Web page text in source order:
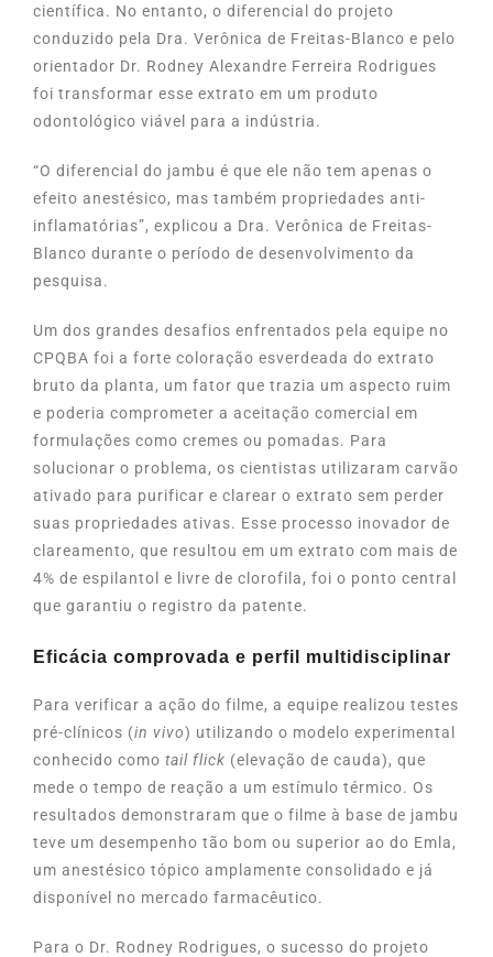
científica. No entanto, o diferencial do projeto
conduzido pela Dra. Verônica de Freitas-Blanco e pelo
orientador Dr. Rodney Alexandre Ferreira Rodrigues
foi transformar esse extrato em um produto
odontológico viável para a indústria.
“O diferencial do jambu é que ele não tem apenas o
efeito anestésico, mas também propriedades anti-
inflamatórias”, explicou a Dra. Verônica de Freitas-
Blanco durante o período de desenvolvimento da
pesquisa.
Um dos grandes desafios enfrentados pela equipe no
CPQBA foi a forte coloração esverdeada do extrato
bruto da planta, um fator que trazia um aspecto ruim
e poderia comprometer a aceitação comercial em
formulações como cremes ou pomadas. Para
solucionar o problema, os cientistas utilizaram carvão
ativado para purificar e clarear o extrato sem perder
suas propriedades ativas. Esse processo inovador de
clareamento, que resultou em um extrato com mais de
4% de espilantol e livre de clorofila, foi o ponto central
que garantiu o registro da patente.
Eficácia comprovada e perfil multidisciplinar
Para verificar a ação do filme, a equipe realizou testes
pré-clínicos (in vivo) utilizando o modelo experimental
conhecido como tail flick (elevação de cauda), que
mede o tempo de reação a um estímulo térmico. Os
resultados demonstraram que o filme à base de jambu
teve um desempenho tão bom ou superior ao do Emla,
um anestésico tópico amplamente consolidado e já
disponível no mercado farmacêutico.
Para o Dr. Rodney Rodrigues, o sucesso do projeto